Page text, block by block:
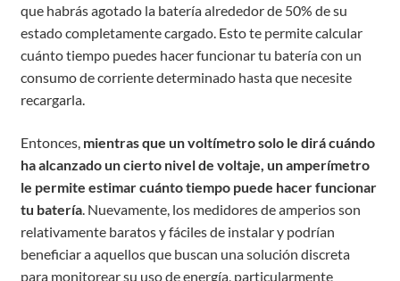
que habrás agotado la batería alrededor de 50% de su
estado completamente cargado. Esto te permite calcular
cuánto tiempo puedes hacer funcionar tu batería con un
consumo de corriente determinado hasta que necesite
recargarla.
Entonces, mientras que un voltímetro solo le dirá cuándo
ha alcanzado un cierto nivel de voltaje, un amperímetro
le permite estimar cuánto tiempo puede hacer funcionar
tu batería. Nuevamente, los medidores de amperios son
relativamente baratos y fáciles de instalar y podrían
beneficiar a aquellos que buscan una solución discreta
para monitorear su uso de energía, particularmente